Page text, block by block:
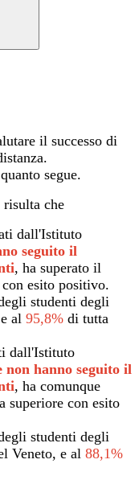
il successo di
segue.
che
dall'Istituto
seguito il
, ha superato il
esito positivo.
studenti degli
al 95,8% di tutta
dall'Istituto
non hanno seguito il
, ha comunque
superiore con esito
studenti degli
Veneto, e al 88,1%